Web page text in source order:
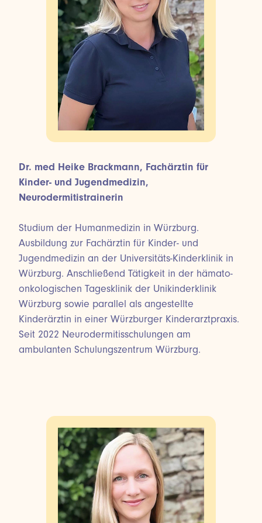
Dr. med Heike Brackmann, Fachärztin für
Kinder- und Jugendmedizin,
Neurodermitistrainerin
Studium der Humanmedizin in Würzburg.
Ausbildung zur Fachärztin für Kinder- und
Jugendmedizin an der Universitäts-Kinderklinik in
Würzburg. Anschließend Tätigkeit in der hämato-
onkologischen Tagesklinik der Unikinderklinik
Würzburg sowie parallel als angestellte
Kinderärztin in einer Würzburger Kinderarztpraxis.
Seit 2022 Neurodermitisschulungen am
ambulanten Schulungszentrum Würzburg.